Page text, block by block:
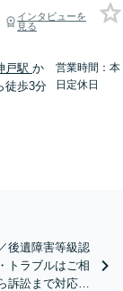
インタビューを
見る
戸駅 か
徒歩3分
営業時間：本
日定休日
後遺障害等級認
トラブルはご相
訴訟まで対応い